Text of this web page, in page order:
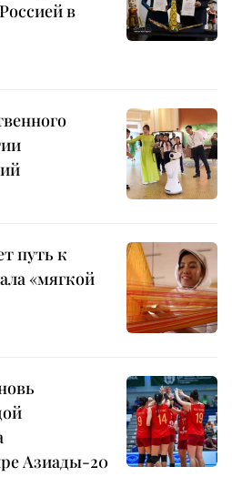
в
путь к
«мягкой
Азиады-20